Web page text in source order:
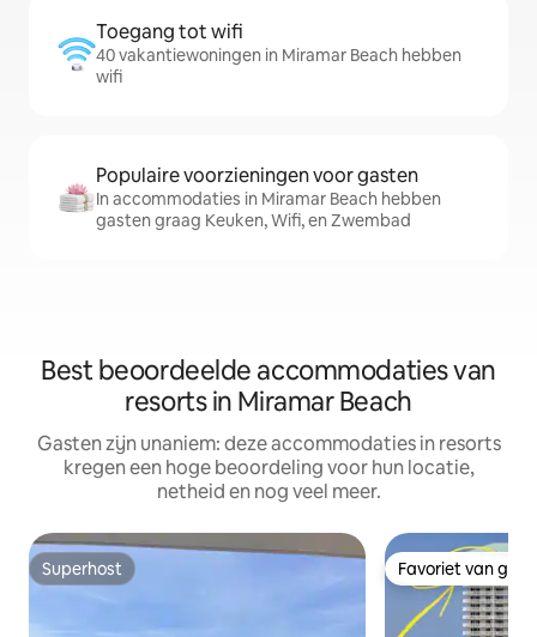
Toegang tot wifi
40 vakantiewoningen in Miramar Beach hebben
wifi
Populaire voorzieningen voor gasten
In accommodaties in Miramar Beach hebben
gasten graag Keuken, Wifi, en Zwembad
Best beoordeelde accommodaties van
resorts in Miramar Beach
Gasten zijn unaniem: deze accommodaties in resorts
kregen een hoge beoordeling voor hun locatie,
netheid en nog veel meer.
Superhost
Superhost Favoriet van
Favoriet van